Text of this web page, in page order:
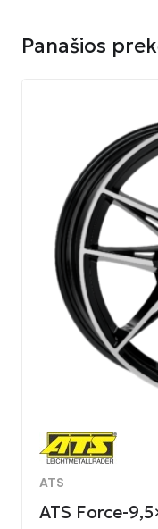
Panašios
ATS
ATS Force-